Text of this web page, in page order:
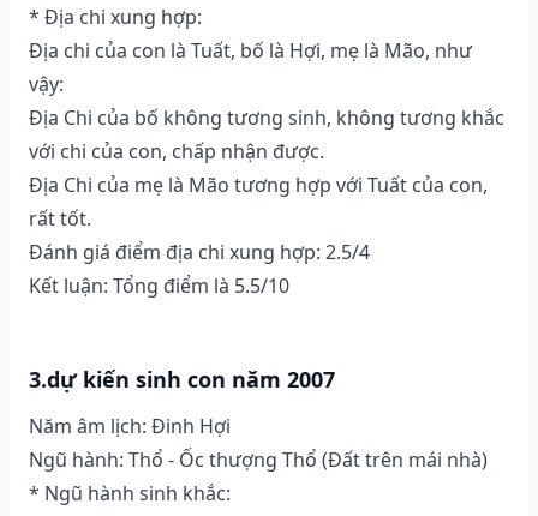
* Địa chi xung hợp:
Địa chi của con là Tuất, bố là Hợi, mẹ là Mão, như
vậy:
Địa Chi của bố không tương sinh, không tương khắc
với chi của con, chấp nhận được.
Địa Chi của mẹ là Mão tương hợp với Tuất của con,
rất tốt.
Đánh giá điểm địa chi xung hợp: 2.5/4
Kết luận: Tổng điểm là 5.5/10
3.dự kiến sinh con năm 2007
Năm âm lịch: Đinh Hợi
Ngũ hành: Thổ - Ốc thượng Thổ (Ðất trên mái nhà)
* Ngũ hành sinh khắc: